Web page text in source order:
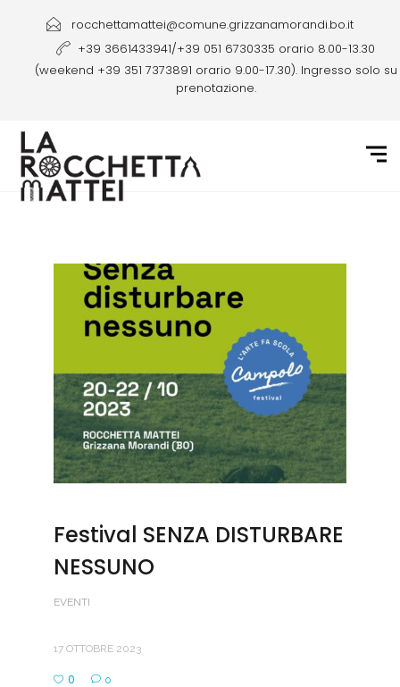
rocchettamattei@comune.grizzanamorandi.bo.it
+39 3661433941/+39 051 6730335 orario 8.00-13.30
(weekend +39 351 7373891 orario 9.00-17.30). Ingresso solo su
prenotazione.
Festival SENZA DISTURBARE
NESSUNO
EVENTI
17 OTTOBRE 2023
0 0